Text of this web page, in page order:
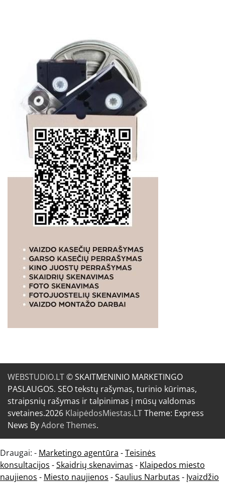
WEBSTUDIO.LT© SKAITMENINIO MARKETINGO
PASLAUGOS. SEO tekstų rašymas, turinio kūrimas,
straipsnių rašymas ir talpinimas į mūsų valdomas
svetaines.2026 KlaipėdosMiestas.LTTheme: Express
News ByAdore Themes.
Draugai: - Marketingo agentūra -Teisinės
konsultacijos -Skaidrių skenavimas - Klaipedos miesto
naujienos - Miesto naujienos -Saulius Narbutas - Įvaizdžio